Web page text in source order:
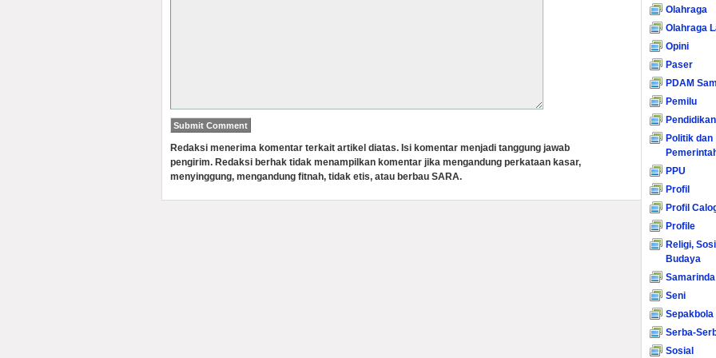
Redaksi menerima komentar terkait artikel diatas. Isi komentar menjadi tanggung jawab
pengirim. Redaksi berhak tidak menampilkan komentar jika mengandung perkataan kasar,
menyinggung, mengandung fitnah, tidak etis, atau berbau SARA.
Olahraga
Olahraga
Opini
Paser
PDAM
Pemilu
Pendidikan
Politik dan
PPU
Profil
Profil
Profile
Religi,
Budaya
Samarinda
Seni
Sepakbola
Serba-
Sosial